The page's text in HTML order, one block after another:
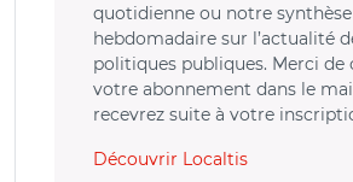
quotidienne ou notre synthèse
hebdomadaire sur l’actualité
politiques publiques. Merci de
votre abonnement dans le
recevrez suite à votre
Découvrir Localtis